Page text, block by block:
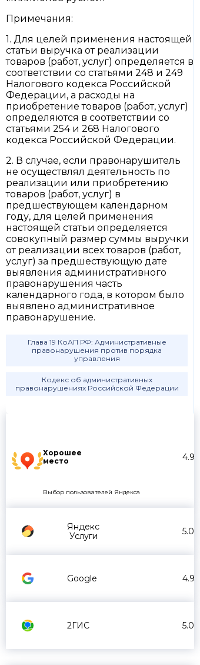
Хорошее
место
4.9
Выбор пользователей Яндекса
Яндекс
Услуги
5.0
Google 4.9
2ГИС 5.0
Примечания:
1. Для целей применения настоящей
статьи выручка от реализации
товаров (работ, услуг) определяется в
соответствии со статьями 248 и 249
Налогового кодекса Российской
Федерации, а расходы на
приобретение товаров (работ, услуг)
определяются в соответствии со
статьями 254 и 268 Налогового
кодекса Российской Федерации.
2. В случае, если правонарушитель
не осуществлял деятельность по
реализации или приобретению
товаров (работ, услуг) в
предшествующем календарном
году, для целей применения
настоящей статьи определяется
совокупный размер суммы выручки
от реализации всех товаров (работ,
услуг) за предшествующую дате
выявления административного
правонарушения часть
календарного года, в котором было
выявлено административное
правонарушение.
Глава 19 КоАП РФ: Административные
правонарушения против порядка
управления
Кодекс об административных
правонарушениях Российской Федерации